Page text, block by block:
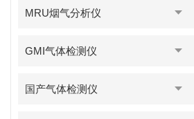
MRU烟气分析仪
GMI气体检测仪
国产气体检测仪